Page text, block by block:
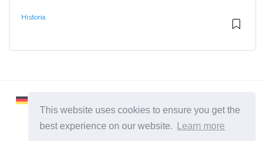
This website uses cookies to ensure you get the
best experience on our website.
Learn more
Historia